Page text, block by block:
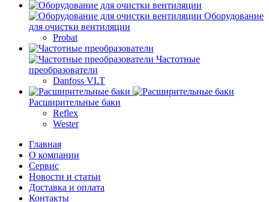
Оборудование
для очистки вентиляции
Probat
Частотные
преобразователи
Danfoss VLT
Расширительные баки
Reflex
Wester
Главная
О компании
Сервис
Новости и статьи
Доставка и оплата
Контакты